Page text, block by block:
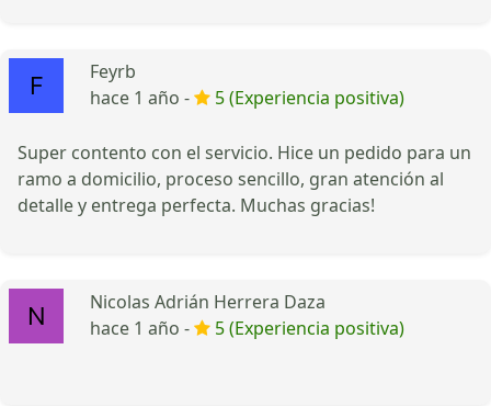
Feyrb
hace 1 año -
5 (Experiencia positiva)
Super contento con el servicio. Hice un pedido para un
ramo a domicilio, proceso sencillo, gran atención al
detalle y entrega perfecta. Muchas gracias!
Nicolas Adrián Herrera Daza
hace 1 año -
5 (Experiencia positiva)